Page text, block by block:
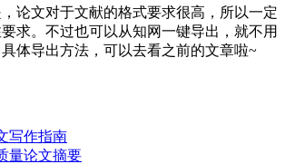
论文对于文献的格式要求很高，所以一定
求。不过也可以从知网一键导出，就不用
体导出方法，可以去看之前的文章啦~
写作指南
量论文摘要